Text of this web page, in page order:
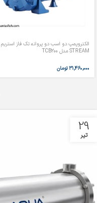
الکتروپمپ دو اسب دو پروانه تک فاز استریم
STREAM مدل TCB200
۳۱,۴۶۰,۰۰۰ تومان
29
تیر